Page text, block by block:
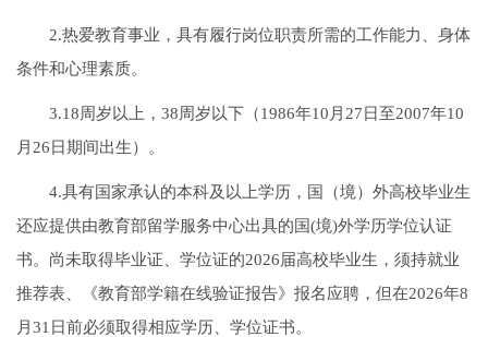
2.热爱教育事业，具有履行岗位职责所需的工作能力、身体
条件和心理素质。
3.18周岁以上，38周岁以下（1986年10月27日至2007年10
月26日期间出生）。
4.具有国家承认的本科及以上学历，国（境）外高校毕业生
还应提供由教育部留学服务中心出具的国(境)外学历学位认证
书。尚未取得毕业证、学位证的2026届高校毕业生，须持就业
推荐表、《教育部学籍在线验证报告》报名应聘，但在2026年8
月31日前必须取得相应学历、学位证书。